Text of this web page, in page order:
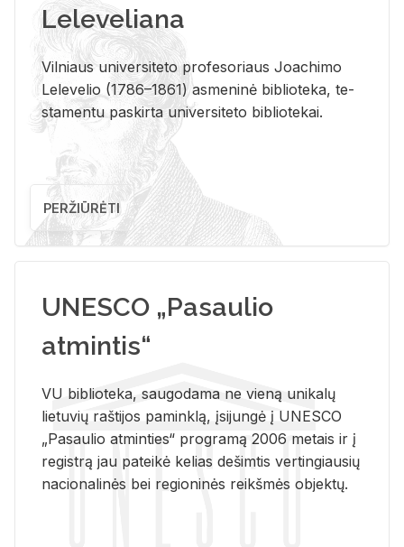
Leleveliana
Vil­niaus uni­ver­si­te­to pro­fe­so­riaus Jo­a­chi­mo
Le­le­ve­lio (1786–1861) as­me­ni­nė bi­b­lio­te­ka, te­
sta­men­tu pa­skir­ta uni­ver­si­te­to bi­b­lio­te­kai.
PERŽIŪRĖTI
UNESCO „Pasaulio
atmintis“
VU biblioteka, saugodama ne vieną unikalų
lietuvių raštijos paminklą, įsijungė į UNESCO
„Pasaulio atminties“ programą 2006 metais ir į
registrą jau pateikė kelias dešimtis vertingiausių
nacionalinės bei regioninės reikšmės objektų.